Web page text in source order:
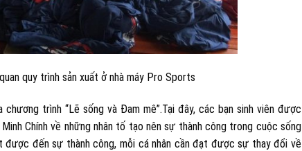
quy trình sản xuất ở nhà máy Pro Sports
trình “Lẽ sống và Đam mê”.Tại đây, các bạn sinh viên được
Chính về những nhân tố tạo nên sự thành công trong cuộc sống
được đến sự thành công, mỗi cá nhân cần đạt được sự thay đổi về